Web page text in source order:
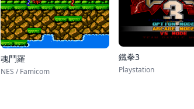
魂鬥羅
NES / Famicom
鐵拳3
Playstation